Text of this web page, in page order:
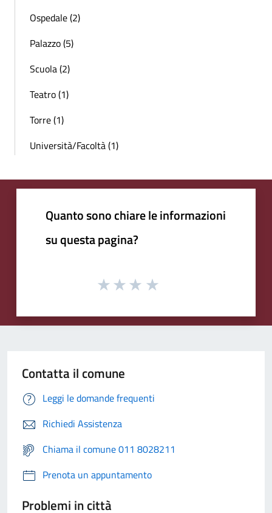
Ospedale (2)
Palazzo (5)
Scuola (2)
Teatro (1)
Torre (1)
Università/Facoltà (1)
Quanto sono chiare le informazioni
su questa pagina?
Contatta il comune
Leggi le domande frequenti
Richiedi Assistenza
Chiama il comune 011 8028211
Prenota un appuntamento
Problemi in città